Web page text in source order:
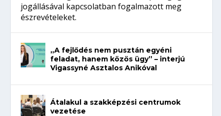
jogállásával kapcsolatban fogalmazott meg
észrevételeket.
„A fejlődés nem pusztán egyéni
feladat, hanem közös ügy” – interjú
Vigassyné Asztalos Anikóval
Átalakul a szakképzési centrumok
vezetése